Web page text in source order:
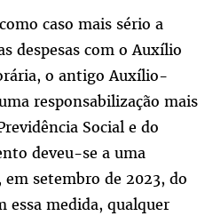
caso mais sério a
despesas com o Auxílio
o antigo Auxílio-
responsabilização mais
Social e do
deveu-se a uma
setembro de 2023, do
essa medida, qualquer